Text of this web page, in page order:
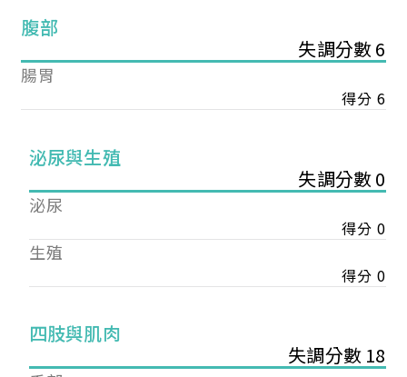
腹部
失調分數 6
腸胃
得分 6
泌尿與生殖
失調分數 0
泌尿
得分 0
生殖
得分 0
四肢與肌肉
失調分數 18
您已成功送出會員申請
您好，您的會員申請，已成功送出，經本協會理事